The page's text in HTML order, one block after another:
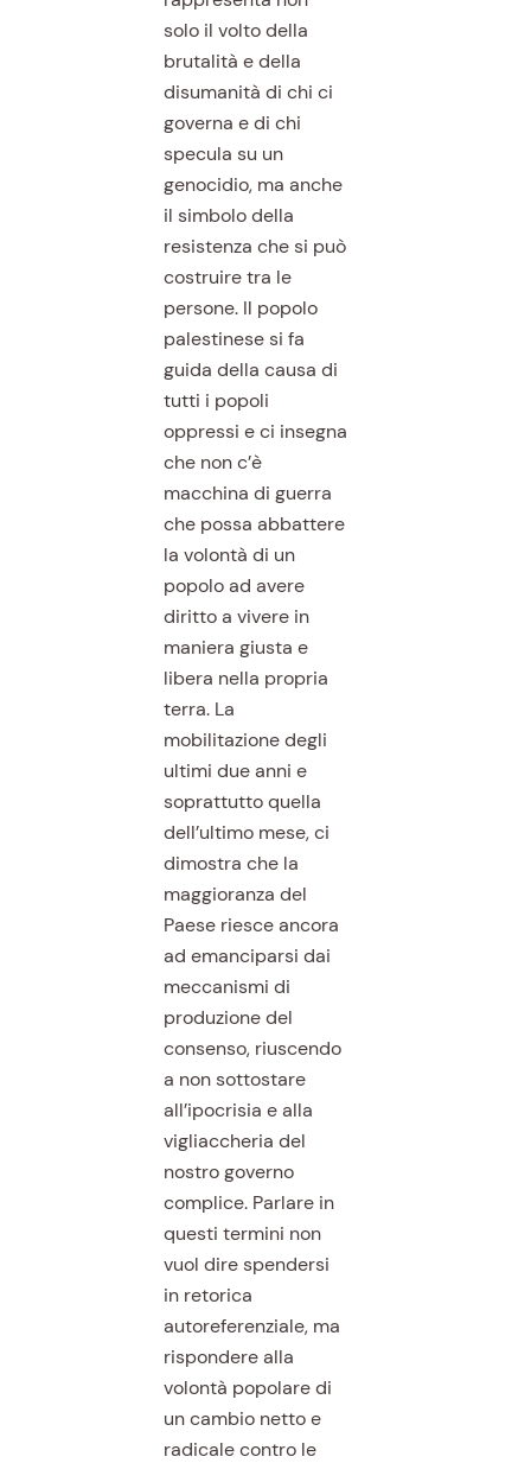
solo il volto della
brutalità e della
disumanità di chi ci
governa e di chi
specula su un
genocidio, ma anche
il simbolo della
resistenza che si può
costruire tra le
persone. Il popolo
palestinese si fa
guida della causa di
tutti i popoli
oppressi e ci insegna
che non c’è
macchina di guerra
che possa abbattere
la volontà di un
popolo ad avere
diritto a vivere in
maniera giusta e
libera nella propria
terra. La
mobilitazione degli
ultimi due anni e
soprattutto quella
dell’ultimo mese, ci
dimostra che la
maggioranza del
Paese riesce ancora
ad emanciparsi dai
meccanismi di
produzione del
consenso, riuscendo
a non sottostare
all’ipocrisia e alla
vigliaccheria del
nostro governo
complice. Parlare in
questi termini non
vuol dire spendersi
in retorica
autoreferenziale, ma
rispondere alla
volontà popolare di
un cambio netto e
radicale contro le